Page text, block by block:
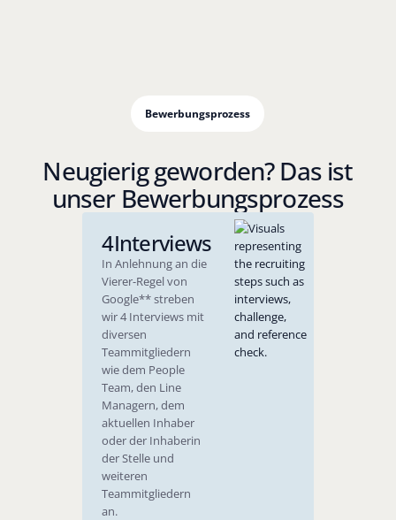
Bewerbungsprozess
Neugierig geworden? Das ist
unser Bewerbungsprozess
4Interviews
In Anlehnung an die
Vierer-Regel von
Google** streben
wir 4 Interviews mit
diversen
Teammitgliedern
wie dem People
Team, den Line
Managern, dem
aktuellen Inhaber
oder der Inhaberin
der Stelle und
weiteren
Teammitgliedern
an.